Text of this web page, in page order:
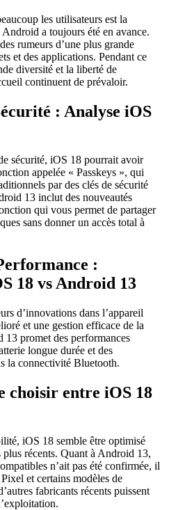
les utilisateurs est la
a toujours été en avance.
rumeurs d’une plus grande
et des applications. Pendant ce
diversité et la liberté de
continuent de prévaloir.
: Analyse iOS
sécurité, iOS 18 pourrait avoir
appelée « Passkeys », qui
par des clés de sécurité
13 inclut des nouveautés
qui vous permet de partager
sans donner un accès total à
:
18 vs Android 13
d’innovations dans l’appareil
et une gestion efficace de la
promet des performances
longue durée et des
la connectivité Bluetooth.
choisir entre iOS 18
iOS 18 semble être optimisé
récents. Quant à Android 13,
n’ait pas été confirmée, il
et certains modèles de
fabricants récents puissent